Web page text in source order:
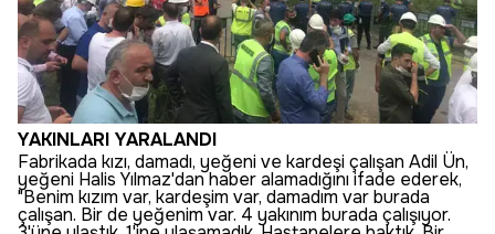
YAKINLARI YARALANDI
Fabrikada kızı, damadı, yeğeni ve kardeşi çalışan Adil Ün,
yeğeni Halis Yılmaz'dan haber alamadığını ifade ederek,
"Benim kızım var, kardeşim var, damadım var burada
çalışan. Bir de yeğenim var. 4 yakınım burada çalışıyor.